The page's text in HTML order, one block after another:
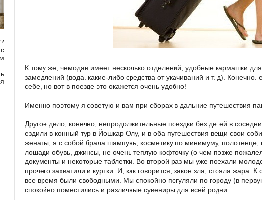
К тому же, чемодан имеет несколько отделений, удобные кармашки
замедлений (вода, какие-либо средства от укачиваний и т. д).
себе, но вот в поезде это окажется очень удобно!
Именно поэтому я советую и вам при сборах в дальние путешествия
Другое дело, конечно, непродолжительные поездки без детей в
ездили в конный тур в Йошкар Олу, и в оба путешествия вещи свои
женаты, я с собой брала шампунь, косметику по минимуму,
лошади обувь, джинсы, не очень теплую кофточку (о чем позже
документы и некоторые таблетки. Во второй раз мы уже поехали
прочего захватили и куртки. И, как говорится, закон зла, стояла
все время были свободными. Мы спокойно погуляли по городу (в
спокойно поместились и различные сувениры для всей родни.